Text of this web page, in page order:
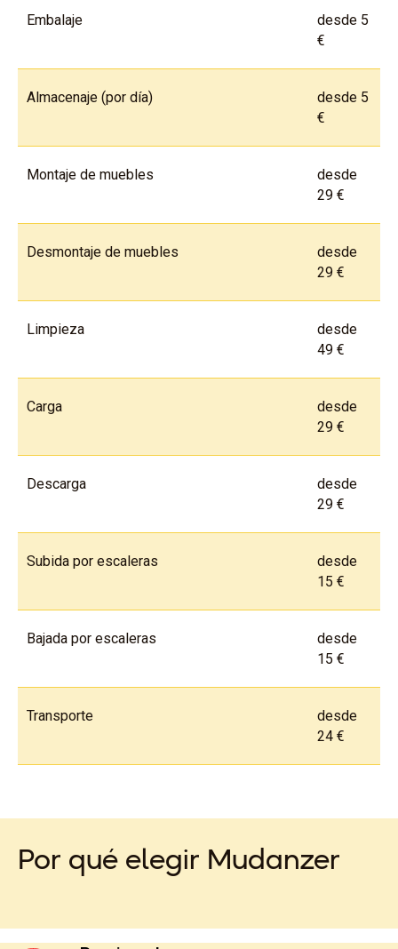
Embalaje
desde 5
€
Almacenaje (por día)
desde 5
€
Montaje de muebles
desde
29 €
Desmontaje de muebles
desde
29 €
Limpieza
desde
49 €
Carga
desde
29 €
Descarga
desde
29 €
Subida por escaleras
desde
15 €
Bajada por escaleras
desde
15 €
Transporte
desde
24 €
Por qué elegir Mudanzer